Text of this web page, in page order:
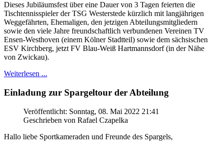
Dieses Jubiläumsfest über eine Dauer von 3 Tagen feierten die
Tischtennisspieler der TSG Westerstede kürzlich mit langjährigen
Weggefährten, Ehemaligen, den jetzigen Abteilungsmitgliedern
sowie den viele Jahre freundschaftlich verbundenen Vereinen TV
Ensen-Westhoven (einem Kölner Stadtteil) sowie dem sächsischen
ESV Kirchberg, jetzt FV Blau-Weiß Hartmannsdorf (in der Nähe
von Zwickau).
Weiterlesen ...
Einladung zur Spargeltour der Abteilung
Veröffentlicht: Sonntag, 08. Mai 2022 21:41
Geschrieben von Rafael Czapelka
Hallo liebe Sportkameraden und Freunde des Spargels,